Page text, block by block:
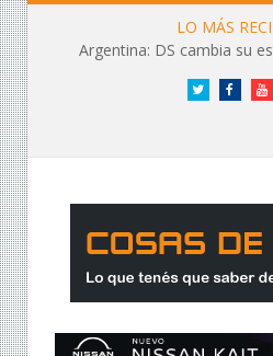
LO MÁS
Argentina: DS cambia su
Twitter